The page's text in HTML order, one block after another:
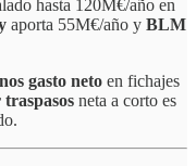
hasta 120M€/año en
aporta 55M€/año y BLM
gasto neto en fichajes
neta a corto es